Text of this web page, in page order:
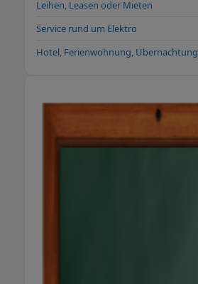
Leihen, Leasen oder Mieten
Service rund um Elektro
Hotel, Ferienwohnung, Übernachtung